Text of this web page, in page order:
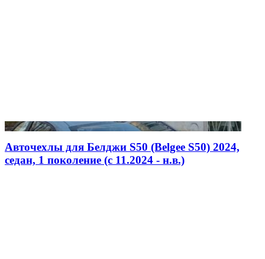
Авточехлы для Белджи S50 (Belgee S50) 2024,
седан, 1 поколение (c 11.2024 - н.в.)